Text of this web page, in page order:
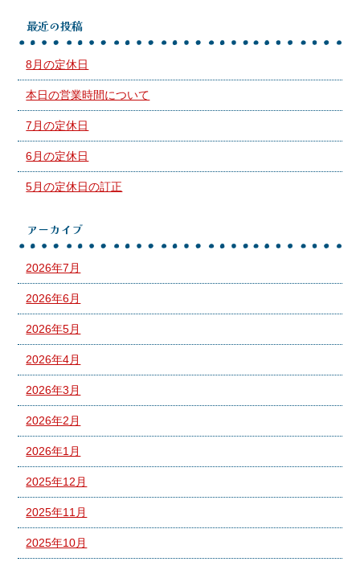
最近の投稿
8月の定休日
本日の営業時間について
7月の定休日
6月の定休日
5月の定休日の訂正
アーカイブ
2026年7月
2026年6月
2026年5月
2026年4月
2026年3月
2026年2月
2026年1月
2025年12月
2025年11月
2025年10月